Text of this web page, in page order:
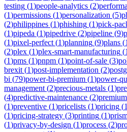
testing (1)people-analytics (2)
(1)permissions (1)personalization (5)
(2)philippines (1)phishing (1)pick-
(1)pipeda (1)pipedrive (2)pipeline (9)
(1)pixel-perfect (1)planning (9)plans (1
(2)plex (1)plex-smart-manufacturing (1
(1)pms (1)pnpm (1)point-of-sale (3)
brexit (1)post-implementation (2)
bi (79)power-bi-premium (1)power-
management (2)precious-metals (1)
(4)predictive-maintenance (2)premium
(1)preventive (1)pricelists (1)pricing (
(1)pricing-strategy (3)printing (1)
(1)privacy-by-design (1)process (2)